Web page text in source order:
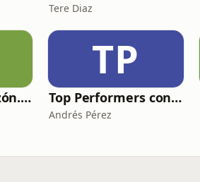
Tere Diaz
Terapia de Corazón. Salud mental y más.
TP
Top Performers con Andrés Pérez
Andrés Pérez